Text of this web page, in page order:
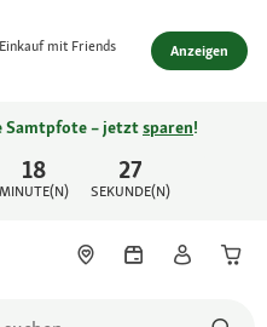
mit Friends Anzeigen
18
MINUTE(N)
27
SEKUNDE(N)
Samtpfote – jetztsparen!